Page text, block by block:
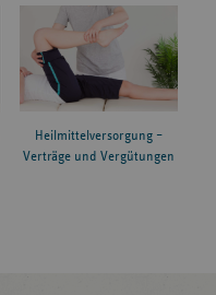
Heilmittelversorgung –
Verträge und Vergütungen